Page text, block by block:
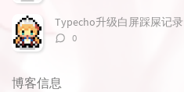
数：
Typecho升级白屏踩屎记录
评
0
博客信息